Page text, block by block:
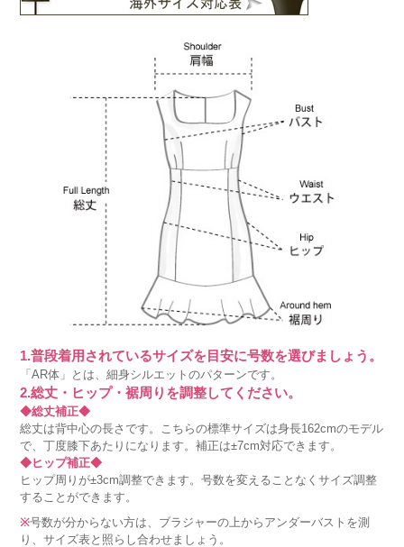
1.普段着用されているサイズを目安に号数を選びましょう。
「AR体」とは、細身シルエットのパターンです。
2.総丈・ヒップ・裾周りを調整してください。
◆総丈補正◆
総丈は背中心の長さです。こちらの標準サイズは身長162cmのモデル
で、丁度膝下あたりになります。補正は±7cm対応できます。
◆ヒップ補正◆
ヒップ周りが±3cm調整できます。号数を変えることなくサイズ調整
することができます。
※号数が分からない方は、ブラジャーの上からアンダーバストを測
り、サイズ表と照らし合わせましょう。